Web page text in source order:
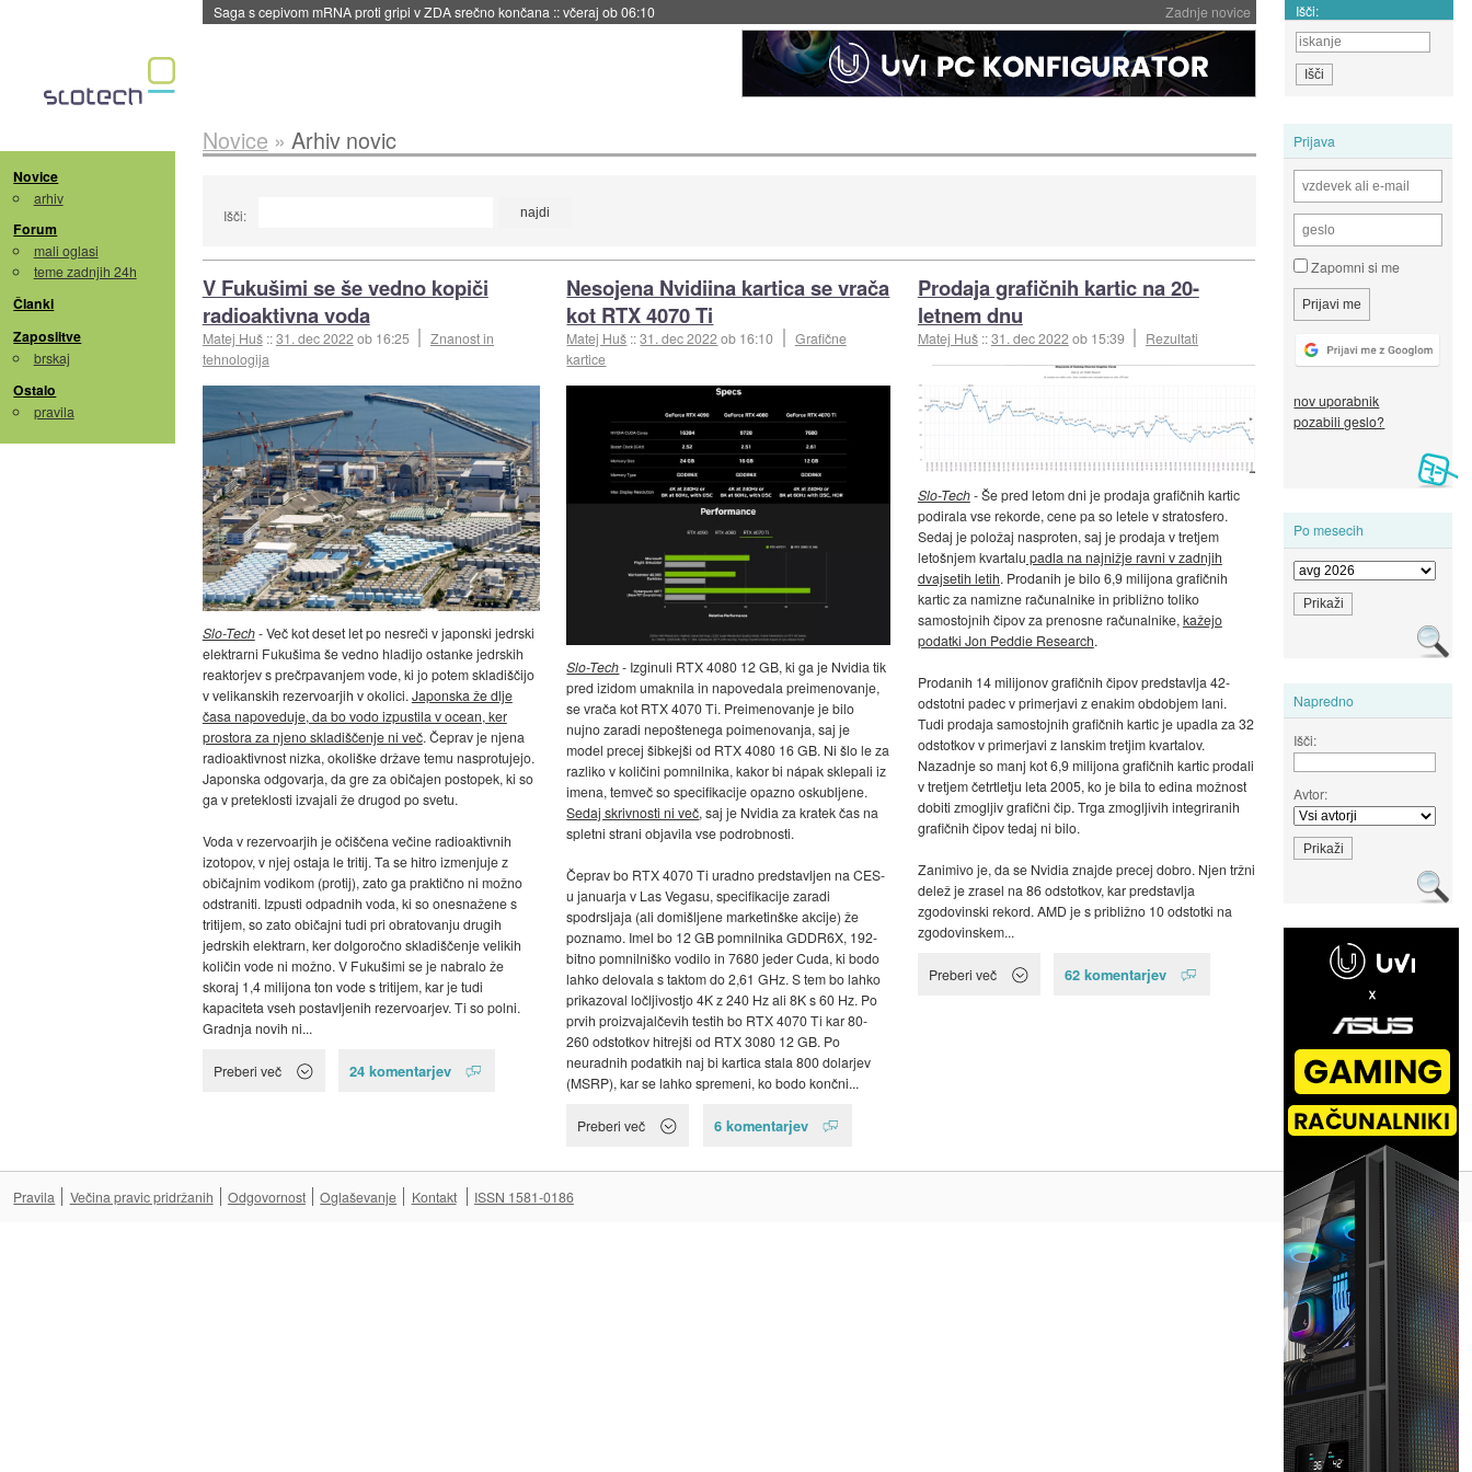
Zadnje novice
Saga s cepivom mRNA proti gripi v ZDA srečno končana ::včeraj ob 06:10 Išči:
Novice
arhiv
Forum
mali oglasi
teme zadnjih 24h
Članki
Zaposlitve
brskaj
Ostalo
pravila
Prijava
Zapomni si me
nov uporabnik
pozabili geslo?
Po mesecih
Napredno
Išči:
Avtor:
Novice » Arhiv novic
Išči:
V Fukušimi se še vedno kopiči
radioaktivna voda
Matej Huš ::31. dec 2022ob 16:25
Znanost in
tehnologija
Slo-Tech- Več kot deset let po nesreči v japonski jedrski
elektrarni Fukušima še vedno hladijo ostanke jedrskih
reaktorjev s prečrpavanjem vode, ki jo potem skladiščijo
v velikanskih rezervoarjih v okolici.Japonska že dlje
časa napoveduje, da bo vodo izpustila v ocean, ker
prostora za njeno skladiščenje ni več. Čeprav je njena
radioaktivnost nizka, okoliške države temu nasprotujejo.
Japonska odgovarja, da gre za običajen postopek, ki so
ga v preteklosti izvajali že drugod po svetu.
Voda v rezervoarjih je očiščena večine radioaktivnih
izotopov, v njej ostaja le tritij. Ta se hitro izmenjuje z
običajnim vodikom (protij), zato ga praktično ni možno
odstraniti. Izpusti odpadnih voda, ki so onesnažene s
tritijem, so zato običajni tudi pri obratovanju drugih
jedrskih elektrarn, ker dolgoročno skladiščenje velikih
količin vode ni možno. V Fukušimi se je nabralo že
skoraj 1,4 milijona ton vode s tritijem, kar je tudi
kapaciteta vseh postavljenih rezervoarjev. Ti so polni.
Gradnja novih ni...
Preberi več 24 komentarjev
Nesojena Nvidiina kartica se vrača
kot RTX 4070 Ti
Matej Huš ::31. dec 2022ob 16:10
Grafične
kartice
Slo-Tech- Izginuli RTX 4080 12 GB, ki ga je Nvidia tik
pred izidom umaknila in napovedala preimenovanje,
se vrača kot RTX 4070 Ti. Preimenovanje je bilo
nujno zaradi nepoštenega poimenovanja, saj je
model precej šibkejši od RTX 4080 16 GB. Ni šlo le za
razliko v količini pomnilnika, kakor bi nápak sklepali iz
imena, temveč so specifikacije opazno oskubljene.
Sedaj skrivnosti ni več, saj je Nvidia za kratek čas na
spletni strani objavila vse podrobnosti.
Čeprav bo RTX 4070 Ti uradno predstavljen na CES-
u januarja v Las Vegasu, specifikacije zaradi
spodrsljaja (ali domišljene marketinške akcije) že
poznamo. Imel bo 12 GB pomnilnika GDDR6X, 192-
bitno pomnilniško vodilo in 7680 jeder Cuda, ki bodo
lahko delovala s taktom do 2,61 GHz. S tem bo lahko
prikazoval ločljivostjo 4K z 240 Hz ali 8K s 60 Hz. Po
prvih proizvajalčevih testih bo RTX 4070 Ti kar 80-
260 odstotkov hitrejši od RTX 3080 12 GB. Po
neuradnih podatkih naj bi kartica stala 800 dolarjev
(MSRP), kar se lahko spremeni, ko bodo končni...
Preberi več 6 komentarjev
Prodaja grafičnih kartic na 20-
letnem dnu
Matej Huš ::31. dec 2022ob 15:39 Rezultati
Slo-Tech- Še pred letom dni je prodaja grafičnih kartic
podirala vse rekorde, cene pa so letele v stratosfero.
Sedaj je položaj nasproten, saj je prodaja v tretjem
letošnjem kvartalu padla na najnižje ravni v zadnjih
dvajsetih letih. Prodanih je bilo 6,9 milijona grafičnih
kartic za namizne računalnike in približno toliko
samostojnih čipov za prenosne računalnike, kažejo
podatki Jon Peddie Research.
Prodanih 14 milijonov grafičnih čipov predstavlja 42-
odstotni padec v primerjavi z enakim obdobjem lani.
Tudi prodaja samostojnih grafičnih kartic je upadla za 32
odstotkov v primerjavi z lanskim tretjim kvartalov.
Nazadnje so manj kot 6,9 milijona grafičnih kartic prodali
v tretjem četrtletju leta 2005, ko je bila to edina možnost
dobiti zmogljiv grafični čip. Trga zmogljivih integriranih
grafičnih čipov tedaj ni bilo.
Zanimivo je, da se Nvidia znajde precej dobro. Njen tržni
delež je zrasel na 86 odstotkov, kar predstavlja
zgodovinski rekord. AMD je s približno 10 odstotki na
zgodovinskem...
Preberi več 62 komentarjev
Na vrh ^
Pravila Večina pravic pridržanih Odgovornost Oglaševanje Kontakt ISSN 1581-0186